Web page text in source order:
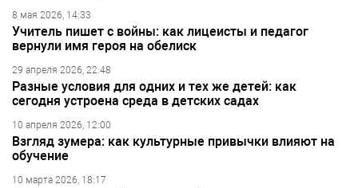
8 мая 2026, 14:33
Учитель пишет с войны: как лицеисты и педагог
вернули имя героя на обелиск
29 апреля 2026, 22:48
Разные условия для одних и тех же детей: как
сегодня устроена среда в детских садах
10 апреля 2026, 12:00
Взгляд зумера: как культурные привычки влияют на
обучение
10 марта 2026, 18:17